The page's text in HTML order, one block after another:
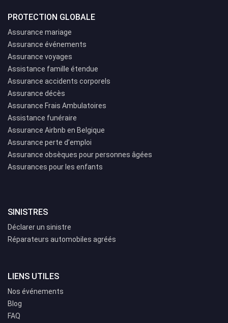
PROTECTION GLOBALE
Assurance mariage
Assurance événements
Assurance voyages
Assistance famille étendue
Assurance accidents corporels
Assurance décès
Assurance Frais Ambulatoires
Assistance funéraire
Assurance Airbnb en Belgique
Assurance perte d’emploi
Assurance obsèques pour personnes âgées
Assurances pour les enfants
SINISTRES
Déclarer un sinistre
Réparateurs automobiles agréés
LIENS UTILES
Nos événements
Blog
FAQ